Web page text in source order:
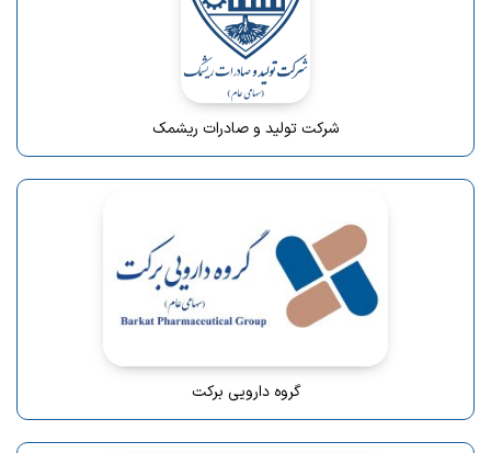
شرکت تولید و صادرات ریشمک
گروه دارویی برکت